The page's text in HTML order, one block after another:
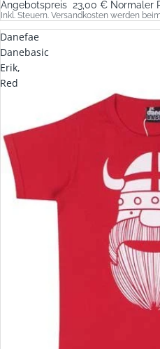
Angebotspreis 23,00 € Normaler
Inkl. Steuern. Versandkosten werden
Danefae
Danebasic
Erik,
Red